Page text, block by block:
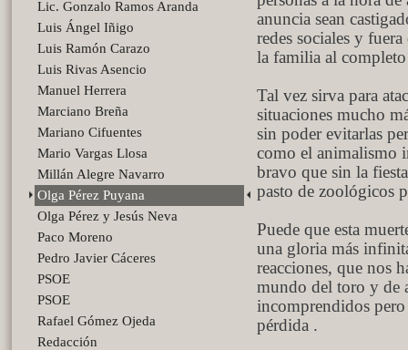
Lic. Gonzalo Ramos Aranda
Luis Ángel Iñigo
Luis Ramón Carazo
Luis Rivas Asencio
Manuel Herrera
Marciano Breña
Mariano Cifuentes
Mario Vargas Llosa
Millán Alegre Navarro
Olga Pérez Puyana
Olga Pérez y Jesús Neva
Paco Moreno
Pedro Javier Cáceres
PSOE
PSOE
Rafael Gómez Ojeda
Redacción
anuncia sean
redes sociales y
la familia al
Tal vez sirva para
situaciones mucho
sin poder evitarlas
como el animalismo
bravo que sin la
pasto de zoológicos
Puede que esta
una gloria más
reacciones, que nos
mundo del toro y de
incomprendidos
pérdida .